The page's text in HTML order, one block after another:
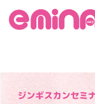
ジンギスカンセミ